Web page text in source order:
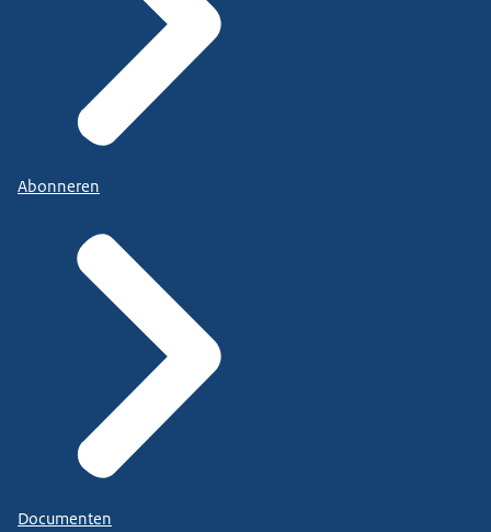
Abonneren
Documenten